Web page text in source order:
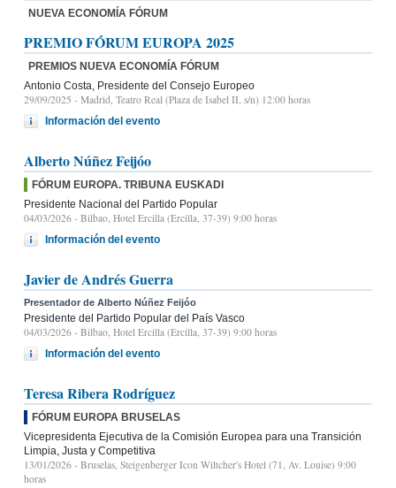
NUEVA ECONOMÍA FÓRUM
PREMIO FÓRUM EUROPA 2025
PREMIOS NUEVA ECONOMÍA FÓRUM
Antonio Costa, Presidente del Consejo Europeo
29/09/2025 - Madrid, Teatro Real (Plaza de Isabel II, s/n) 12:00 horas
Información del evento
Alberto Núñez Feijóo
FÓRUM EUROPA. TRIBUNA EUSKADI
Presidente Nacional del Partido Popular
04/03/2026 - Bilbao, Hotel Ercilla (Ercilla, 37-39) 9:00 horas
Información del evento
Javier de Andrés Guerra
Presentador de Alberto Núñez Feijóo
Presidente del Partido Popular del País Vasco
04/03/2026 - Bilbao, Hotel Ercilla (Ercilla, 37-39) 9:00 horas
Información del evento
Teresa Ribera Rodríguez
FÓRUM EUROPA BRUSELAS
Vicepresidenta Ejecutiva de la Comisión Europea para una Transición
Limpia, Justa y Competitiva
13/01/2026 - Bruselas, Steigenberger Icon Wiltcher's Hotel (71, Av. Louise) 9:00
horas